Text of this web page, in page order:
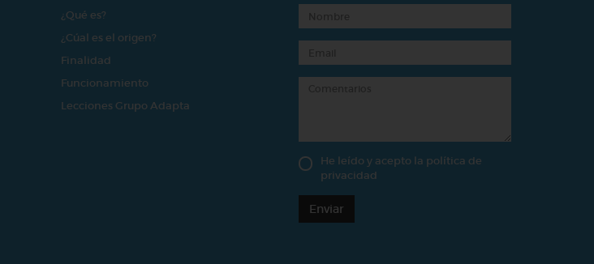
¿Qué es?
¿Cúal es el origen?
Finalidad
Funcionamiento
Lecciones Grupo Adapta
He leído y acepto la política de
privacidad
Enviar